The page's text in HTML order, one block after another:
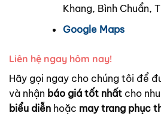
Khang, Bình Chuẩn,
Google Maps
Liên hệ ngay hôm nay!
Hãy gọi ngay cho chúng tôi để
và nhận báo giá tốt nhất cho
biểu diễn hoặc may trang phục